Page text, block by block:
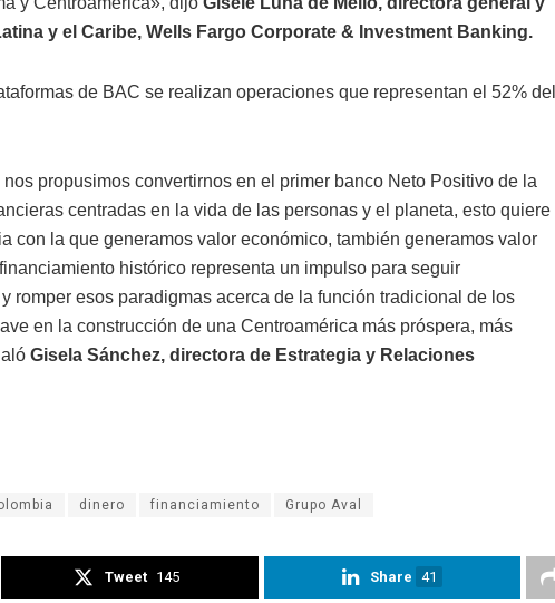
y el Caribe, Wells Fargo Corporate & Investment Banking.
de BAC se realizan operaciones que representan el 52% del
propusimos convertirnos en el primer banco Neto Positivo de la
centradas en la vida de las personas y el planeta, esto quiere
con la que generamos valor económico, también generamos valor
histórico representa un impulso para seguir
romper esos paradigmas acerca de la función tradicional de los
en la construcción de una Centroamérica más próspera, más
Gisela Sánchez, directora de Estrategia y Relaciones
dinero financiamiento Grupo Aval
Tweet 145 Share 41